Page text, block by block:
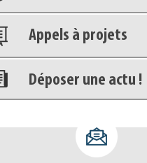
Appels à projets
Déposer une actu !
déconnecter)